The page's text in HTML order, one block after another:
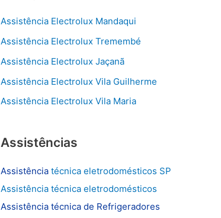
i
s
a
r
p
Assistência Electrolux Mandaqui
Assistência Electrolux Tremembé
Assistência Electrolux Jaçanã
Assistência Electrolux Vila Guilherme
Assistência Electrolux Vila Maria
Assistências
Assistência técnica eletrodomésticos SP
Assistência técnica eletrodomésticos
Assistência técnica de Refrigeradores